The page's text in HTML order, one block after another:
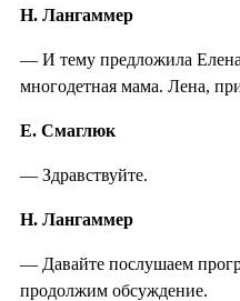
Н. Лангаммер
— И тему предложила
многодетная мама. Лена,
Е. Смаглюк
— Здравствуйте.
Н. Лангаммер
— Давайте послушаем
продолжим обсуждение.